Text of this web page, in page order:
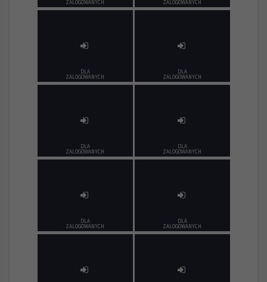
ZALOGOWANYCH ZALOGOWANYCH
DLA
ZALOGOWANYCH
DLA
ZALOGOWANYCH
DLA
ZALOGOWANYCH
DLA
ZALOGOWANYCH
DLA
ZALOGOWANYCH
DLA
ZALOGOWANYCH